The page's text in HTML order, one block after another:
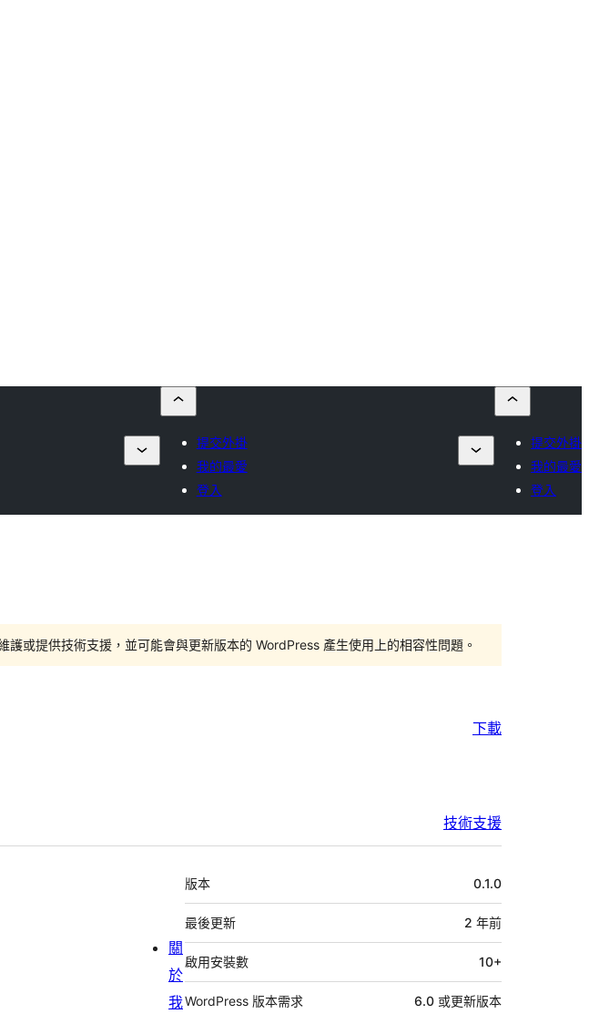
提交外掛
我的最愛
登入
提交外掛
我的最愛
登入
護或提供技術支援，並可能會與更新版本的 WordPress 產生使用上的相容性問題。
下載
技術支援
中
繼
資
料
版本 0.1.0
最後更新 2 年前
啟用安裝數 10+
WordPress 版本需求 6.0 或更新版本
關
於
我